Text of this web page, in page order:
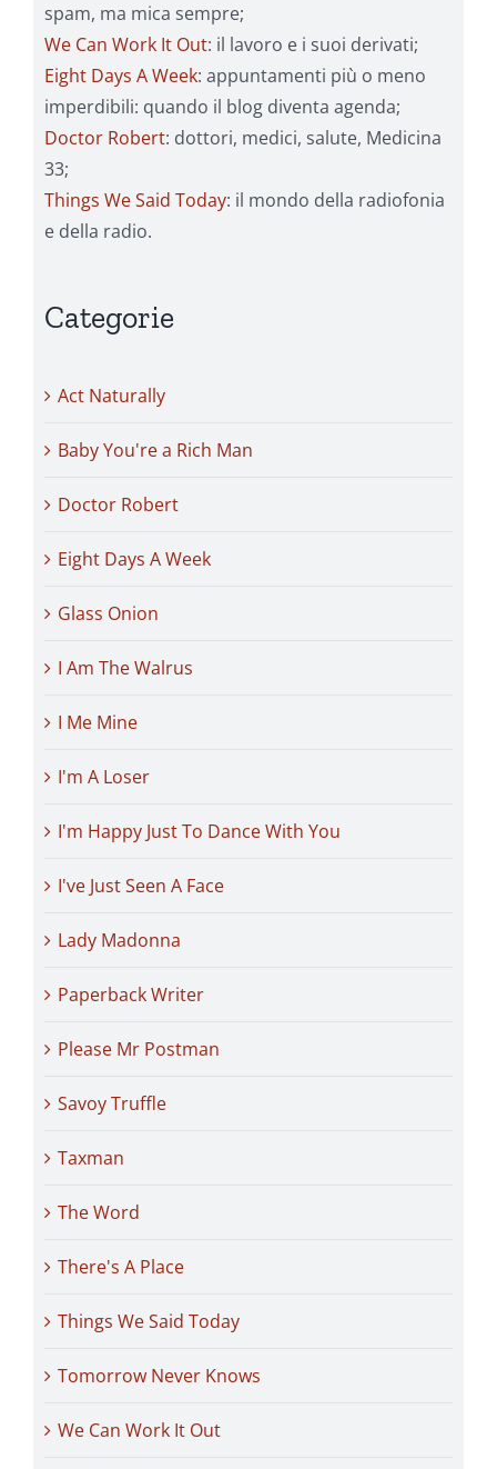
spam, ma mica sempre;
We Can Work It Out: il lavoro e i suoi derivati;
Eight Days A Week: appuntamenti più o meno
imperdibili: quando il blog diventa agenda;
Doctor Robert: dottori, medici, salute, Medicina
33;
Things We Said Today: il mondo della radiofonia
e della radio.
Categorie
Act Naturally
Baby You're a Rich Man
Doctor Robert
Eight Days A Week
Glass Onion
I Am The Walrus
I Me Mine
I'm A Loser
I'm Happy Just To Dance With You
I've Just Seen A Face
Lady Madonna
Paperback Writer
Please Mr Postman
Savoy Truffle
Taxman
The Word
There's A Place
Things We Said Today
Tomorrow Never Knows
We Can Work It Out